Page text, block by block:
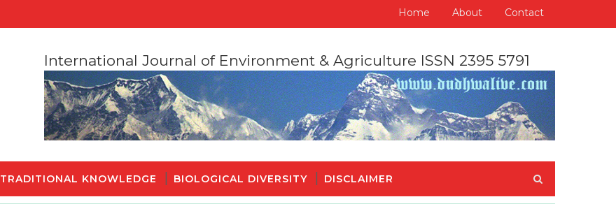
Home About Contact
International Journal of Environment & Agriculture ISSN 2395 5791
TRADITIONAL KNOWLEDGE BIOLOGICAL DIVERSITY DISCLAIMER